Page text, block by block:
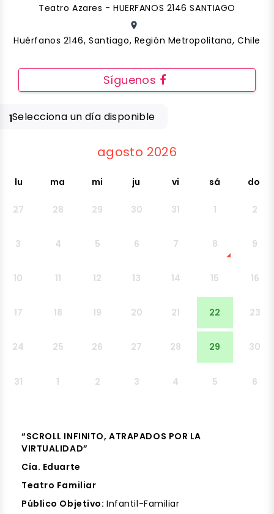
Teatro Azares - HUERFANOS 2146 SANTIAGO
place
Huérfanos 2146, Santiago, Región Metropolitana, Chile
Síguenos
Selecciona un día disponible
1
agosto 2026
lu ma mi ju vi sá do
27 28 29 30 31 1 2
3 4 5 6 7 8 9
10 11 12 13 14 15 16
17 18 19 20 21 22 23
24 25 26 27 28 29 30
31 1 2 3 4 5 6
“SCROLL INFINITO, ATRAPADOS POR LA
VIRTUALIDAD”
Cía. Eduarte
Teatro Familiar
Público Objetivo:Infantil-Familiar